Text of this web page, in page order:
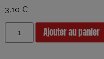
3,10 €
Ajouter au panier